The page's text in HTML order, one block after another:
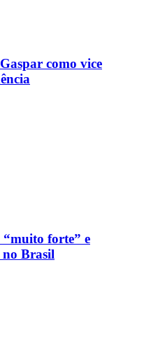
como vice
forte” e
no Brasil